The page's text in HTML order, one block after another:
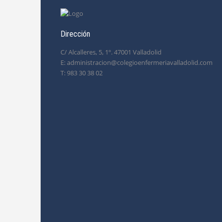
Dirección
C/ Alcalleres, 5, 1º. 47001 Valladolid
E: administracion@colegioenfermeriavalladolid.com
T: 983 30 38 02